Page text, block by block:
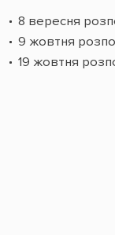
8 вересня
9 жовтня
19 жовтня